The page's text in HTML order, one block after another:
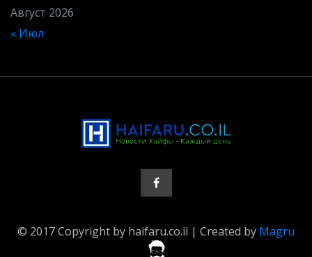
Август 2026
« Июл
© 2017 Copyright by haifaru.co.il | Created by Magru